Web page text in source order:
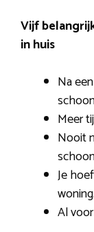
Vijf
in huis
Na
Meer
Nooit
Je
woning.
Al